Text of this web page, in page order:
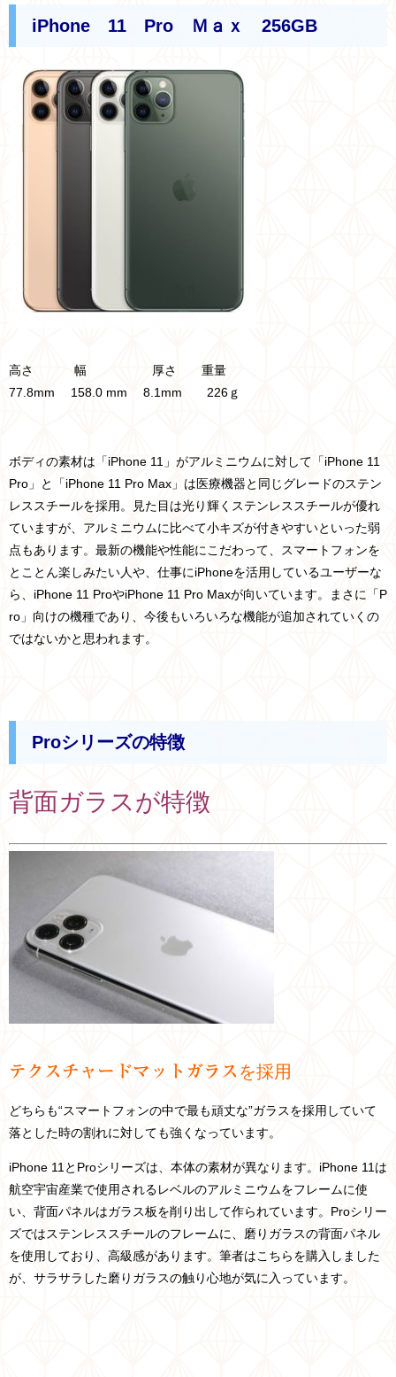
iPhone 11 Pro Ｍａｘ 256GB
高さ 幅 厚さ 重量
77.8mm 158.0 mm 8.1mm 226ｇ
ボディの素材は「iPhone 11」がアルミニウムに対して「iPhone 11
Pro」と「iPhone 11 Pro Max」は医療機器と同じグレードのステン
レススチールを採用。見た目は光り輝くステンレススチールが優れ
ていますが、アルミニウムに比べて小キズが付きやすいといった弱
点もあります。 最新の機能や性能にこだわって、スマートフォンを
とことん楽しみたい人や、仕事にiPhoneを活用しているユーザーな
ら、iPhone 11 ProやiPhone 11 Pro Maxが向いています。まさに「P
ro」向けの機種であり、今後もいろいろな機能が追加されていくの
ではないかと思われます。
Proシリーズの特徴
背面ガラスが特徴
テクスチャードマットガラス を採用
どちらも“スマートフォンの中で最も頑丈な”ガラスを採用していて
落とした時の割れに対しても強くなっています。
iPhone 11とProシリーズは、本体の素材が異なります。iPhone 11は
航空宇宙産業で使用されるレベルのアルミニウムをフレームに使
い、背面パネルはガラス板を削り出して作られています。Proシリー
ズではステンレススチールのフレームに、磨りガラスの背面パネル
を使用しており、高級感があります。筆者はこちらを購入しました
が、サラサラした磨りガラスの触り心地が気に入っています。